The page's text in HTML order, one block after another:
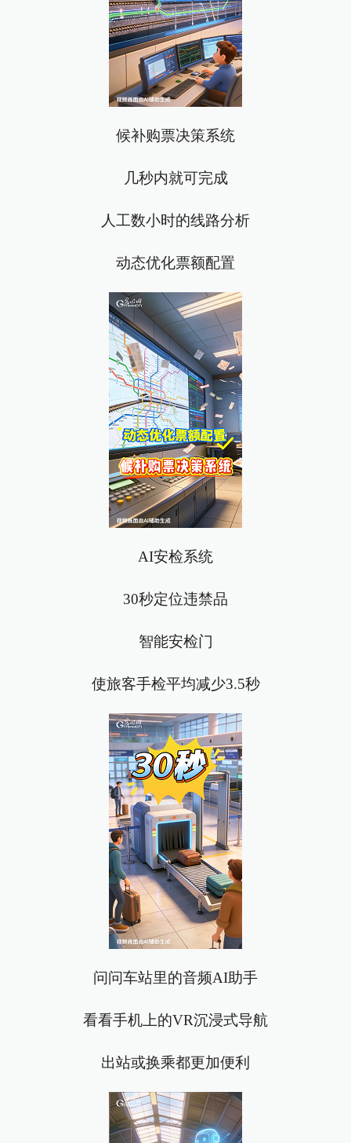
候补购票决策系统
几秒内就可完成
人工数小时的线路分析
动态优化票额配置
AI安检系统
30秒定位违禁品
智能安检门
使旅客手检平均减少3.5秒
问问车站里的音频AI助手
看看手机上的VR沉浸式导航
出站或换乘都更加便利